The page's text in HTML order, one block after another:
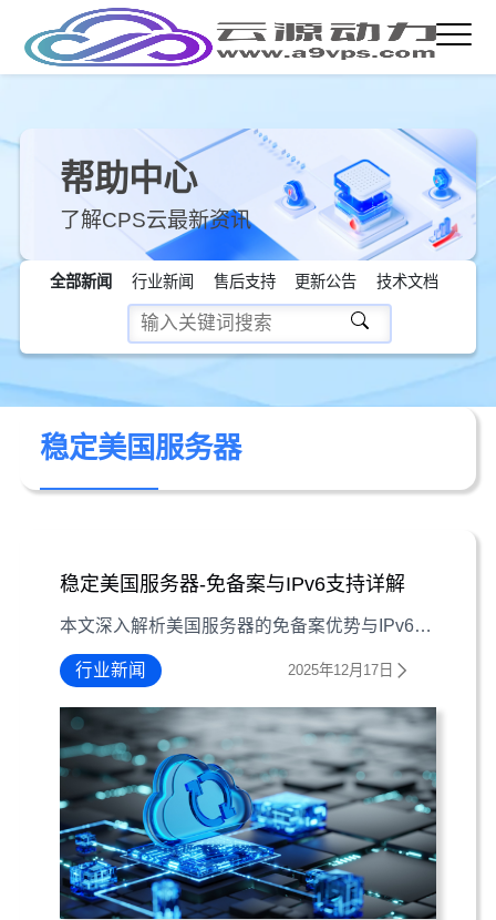
帮助中心
了解CPS云最新资讯
全部新闻 行业新闻 售后支持 更新公告 技术文档
稳定美国服务器
稳定美国服务器-免备案与IPv6支持详解
本文深入解析美国服务器的免备案优势与IPv6支持特性，帮助用户选择最适合的海外服务器方案。
行业新闻 2025年12月17日